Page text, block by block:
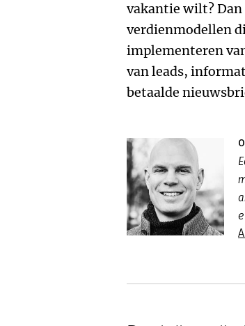
vakantie wilt?
verdienmodellen
implementeren
van leads,
betaalde